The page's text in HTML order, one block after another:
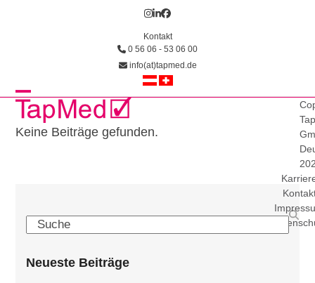
Instagram
LinkedIn
Facebook
Kontakt
0 56 06 - 53 06 00
info(at)tapmed.de
Open
mobile
Close
mobile
Keine Beiträge gefunden.
Search
Neueste Beiträge